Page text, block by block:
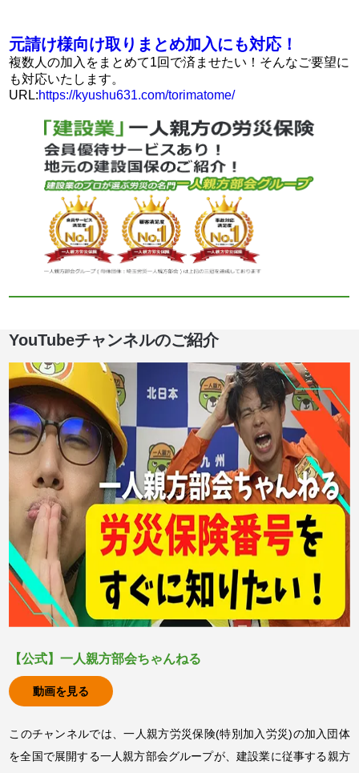
元請け様向け取りまとめ加入にも対応！
複数人の加入をまとめて1回で済ませたい！そんなご要望に
も対応いたします。
URL:https://kyushu631.com/torimatome/
YouTubeチャンネルのご紹介
【公式】一人親方部会ちゃんねる
動画を見る
このチャンネルでは、一人親方労災保険(特別加入労災)の加入団体
を全国で展開する一人親方部会グループが、建設業に従事する親方